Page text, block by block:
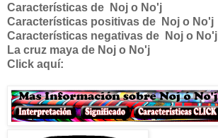
Características de
Noj o No'j
Características positivas de
Noj o No'j
Características negativas de
Noj o No'j
La cruz maya de Noj o No'j
Click aquí: